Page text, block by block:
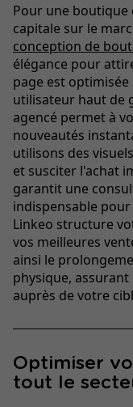
Pour une boutique
capitale sur le
conception de
élégance pour
page est
utilisateur haut de
agencé permet à
nouveautés
utilisons des
et susciter l'achat
garantit une
indispensable pour
Linkeo structure
vos meilleures
ainsi le
physique,
auprès de votre
Optimiser
tout le